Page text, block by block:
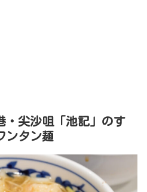
尖沙咀「池記」のす
ンタン麺